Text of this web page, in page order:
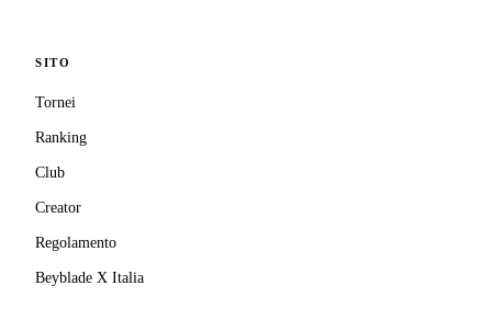
SITO
Tornei
Ranking
Club
Creator
Regolamento
Beyblade X Italia